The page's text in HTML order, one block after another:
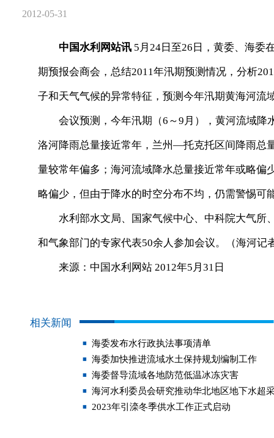
2012-05-31
中国水利网站讯 5月24日至26日，黄委、海委
期预报会商会，总结2011年汛期预测情况，分析
子和天气气候的异常特征，预测今年汛期黄海河流
会议预测，今年汛期（6～9月），黄河流域降
洛河降雨总量接近常年，兰州—托克托区间降雨总
量较常年偏多；海河流域降水总量接近常年或略
略偏少，但由于降水的时空分布不均，仍需警惕可
水利部水文局、国家气候中心、中科院大气所
和气象部门的专家代表50余人参加会议。（海河记
来源：中国水利网站 2012年5月31日
相关新闻
海委发布水行政执法事项清单
海委加快推进流域水土保持规划编制工作
海委督导流域各地防范低温冰冻灾害
海河水利委员会研究推动华北地区地下水超
2023年引滦冬季供水工作正式启动